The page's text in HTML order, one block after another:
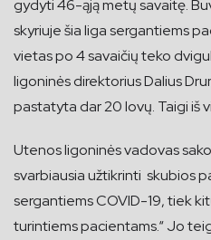
gydyti 46-ąją metų savaitę.
skyriuje šia liga sergantiems
vietas po 4 savaičių teko
ligoninės direktorius Dalius
pastatyta dar 20 lovų. Taigi iš
Utenos ligoninės vadovas
svarbiausia užtikrinti skubios
sergantiems COVID-19, tiek
turintiems pacientams.“ Jo